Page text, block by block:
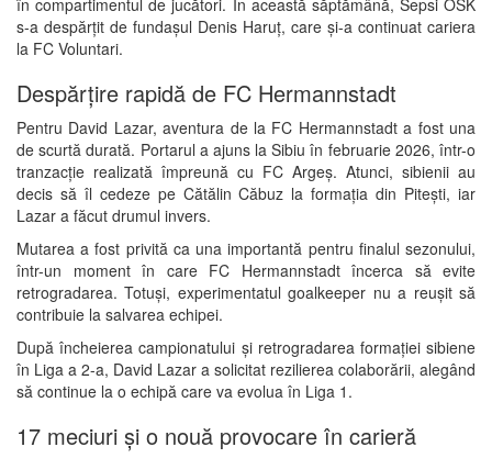
în compartimentul de jucători. În această săptămână, Sepsi OSK
s-a despărțit de fundașul Denis Haruț, care și-a continuat cariera
la FC Voluntari.
Despărțire rapidă de FC Hermannstadt
Pentru David Lazar, aventura de la FC Hermannstadt a fost una
de scurtă durată. Portarul a ajuns la Sibiu în februarie 2026, într-o
tranzacție realizată împreună cu FC Argeș. Atunci, sibienii au
decis să îl cedeze pe Cătălin Căbuz la formația din Pitești, iar
Lazar a făcut drumul invers.
Mutarea a fost privită ca una importantă pentru finalul sezonului,
într-un moment în care FC Hermannstadt încerca să evite
retrogradarea. Totuși, experimentatul goalkeeper nu a reușit să
contribuie la salvarea echipei.
După încheierea campionatului și retrogradarea formației sibiene
în Liga a 2-a, David Lazar a solicitat rezilierea colaborării, alegând
să continue la o echipă care va evolua în Liga 1.
17 meciuri și o nouă provocare în carieră